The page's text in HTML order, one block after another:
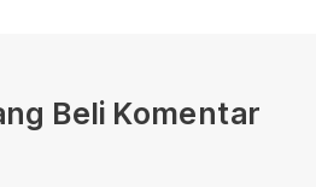
Beli Komentar